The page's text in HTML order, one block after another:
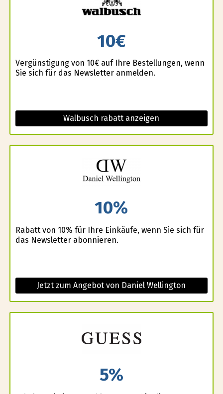
10€
Vergünstigung von 10€ auf Ihre Bestellungen, wenn
Sie sich für das Newsletter anmelden.
Walbusch rabatt anzeigen
10%
Rabatt von 10% für Ihre Einkäufe, wenn Sie sich für
das Newsletter abonnieren.
Jetzt zum Angebot von Daniel Wellington
5%